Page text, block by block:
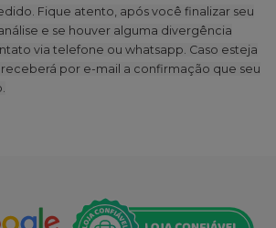
Fique atento, após você finalizar seu
e se houver alguma divergência
via telefone ou whatsapp. Caso esteja
por e-mail a confirmação que seu